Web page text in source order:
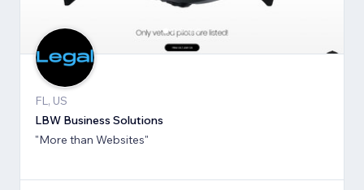
FL, US
LBW Business Solutions
"More than Websites"